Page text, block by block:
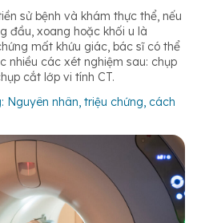
sử bệnh và khám thực thể, nếu
đầu, xoang hoặc khối u là
mất khứu giác, bác sĩ có thể
nhiều các xét nghiệm sau: chụp
cắt lớp vi tính CT.
Nguyên nhân, triệu chứng, cách